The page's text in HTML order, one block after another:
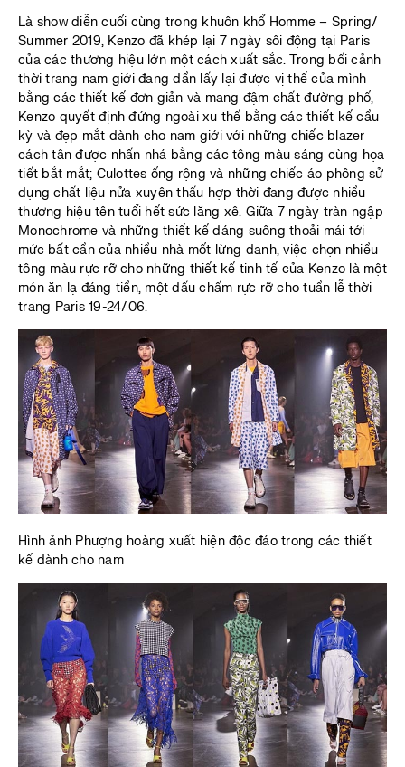
Là show diễn cuối cùng trong khuôn khổ Homme – Spring/
Summer 2019, Kenzo đã khép lại 7 ngày sôi động tại Paris
của các thương hiệu lớn một cách xuất sắc. Trong bối cảnh
thời trang nam giới đang dần lấy lại được vị thế của mình
bằng các thiết kế đơn giản và mang đậm chất đường phố,
Kenzo quyết định đứng ngoài xu thế bằng các thiết kế cầu
kỳ và đẹp mắt dành cho nam giới với những chiếc blazer
cách tân được nhấn nhá bằng các tông màu sáng cùng họa
tiết bắt mắt; Culottes ống rộng và những chiếc áo phông sử
dụng chất liệu nửa xuyên thấu hợp thời đang được nhiều
thương hiệu tên tuổi hết sức lăng xê. Giữa 7 ngày tràn ngập
Monochrome và những thiết kế dáng suông thoải mái tới
mức bất cần của nhiều nhà mốt lừng danh, việc chọn nhiều
tông màu rực rỡ cho những thiết kế tinh tế của Kenzo là một
món ăn lạ đáng tiền, một dấu chấm rực rỡ cho tuần lễ thời
trang Paris 19-24/06.
Hình ảnh Phượng hoàng xuất hiện độc đáo trong các thiết
kế dành cho nam